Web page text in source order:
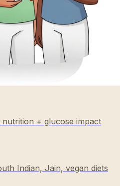
+ glucose impact
Indian, Jain, vegan diets